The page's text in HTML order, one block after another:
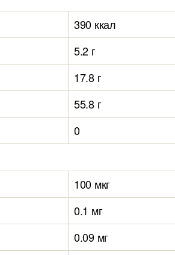
390 ккал
5.2 г
17.8 г
55.8 г
0
100 мкг
0.1 мг
0.09 мг